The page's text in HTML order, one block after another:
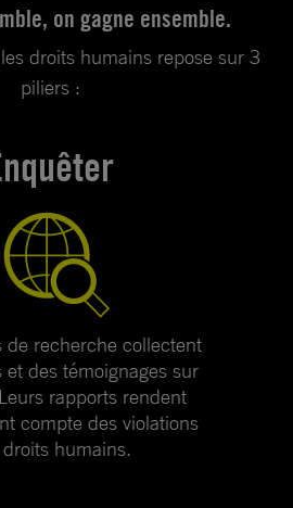
on gagne ensemble.
droits humains repose sur 3
piliers :
de recherche collectent
et des témoignages sur
rapports rendent
compte des violations
humains.